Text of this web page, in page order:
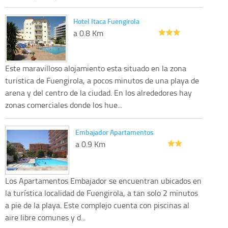
Hotel Itaca Fuengirola
a 0.8 Km
Este maravilloso alojamiento esta situado en la zona
turistica de Fuengirola, a pocos minutos de una playa de
arena y del centro de la ciudad. En los alrededores hay
zonas comerciales donde los hue...
Embajador Apartamentos
a 0.9 Km
Los Apartamentos Embajador se encuentran ubicados en
la turística localidad de Fuengirola, a tan solo 2 minutos
a pie de la playa. Este complejo cuenta con piscinas al
aire libre comunes y d...